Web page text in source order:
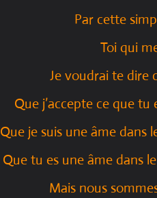
Par cette
Toi qui
Je voudrai te dire
Que j’accepte ce que tu
Que je suis une âme dans
Que tu es une âme dans
Mais nous